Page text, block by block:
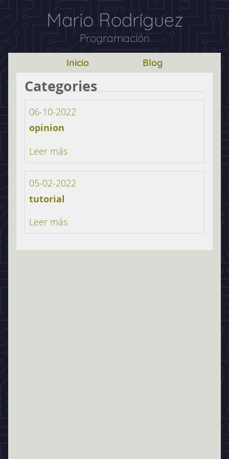
Mario Rodríguez
Programación
Inicio Blog
Categories
06-10-2022
opinion
Leer más
05-02-2022
tutorial
Leer más